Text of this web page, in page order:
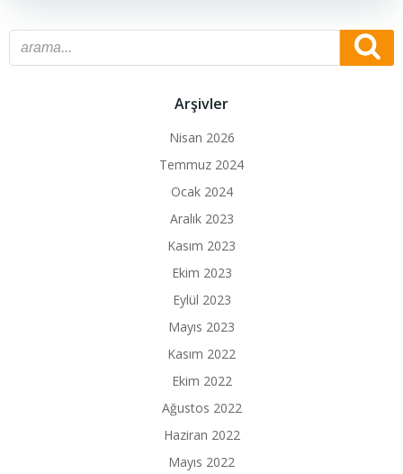
Arşivler
Nisan 2026
Temmuz 2024
Ocak 2024
Aralık 2023
Kasım 2023
Ekim 2023
Eylül 2023
Mayıs 2023
Kasım 2022
Ekim 2022
Ağustos 2022
Haziran 2022
Mayıs 2022